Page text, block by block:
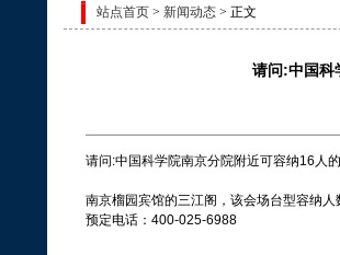
站点首页 > 新闻动态 > 正文
请问:中国科
请问:中国科学院南京分院附近可容纳16人
南京榴园宾馆的三江阁，该会场台型容纳人
预定电话：400-025-6988